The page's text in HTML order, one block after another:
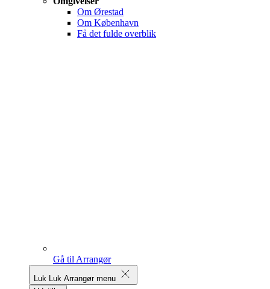
Om Ørestad
Om København
Få det fulde overblik
Gå til Arrangør
Luk Luk Arrangør menu